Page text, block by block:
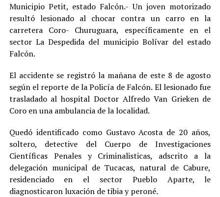
Municipio Petit, estado Falcón.- Un joven motorizado
resultó lesionado al chocar contra un carro en la
carretera Coro- Churuguara, específicamente en el
sector La Despedida del municipio Bolívar del estado
Falcón.
El accidente se registró la mañana de este 8 de agosto
según el reporte de la Policía de Falcón. El lesionado fue
trasladado al hospital Doctor Alfredo Van Grieken de
Coro en una ambulancia de la localidad.
Quedó identificado como Gustavo Acosta de 20 años,
soltero, detective del Cuerpo de Investigaciones
Científicas Penales y Criminalisticas, adscrito a la
delegación municipal de Tucacas, natural de Cabure,
residenciado en el sector Pueblo Aparte, le
diagnosticaron luxación de tibia y peroné.